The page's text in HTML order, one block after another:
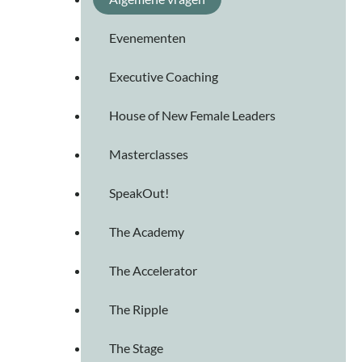
Evenementen
Executive Coaching
House of New Female Leaders
Masterclasses
SpeakOut!
The Academy
The Accelerator
The Ripple
The Stage